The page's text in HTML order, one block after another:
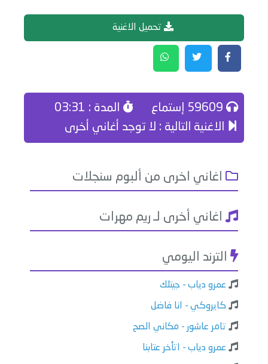
تحميل الاغنية
المدة : 03:31
الاغنية التالية : لا توجد أغاني أخرى
اغاني اخرى من ألبوم سنجلات
اغاني أخرى لـ ريم مهرات
الترند اليومي
عمرو دياب - جيتلك
كايروكي - انا فاضل
تامر عاشور - مكاني الصح
عمرو دياب - اتأخر عتابنا